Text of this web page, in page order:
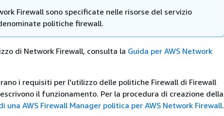
Firewall sono specificate nelle risorse del servizio
politiche firewall.
di Network Firewall, consulta la Guida per AWS Network
i requisiti per l'utilizzo delle politiche Firewall di Firewall
il funzionamento. Per la procedura di creazione della
una AWS Firewall Manager politica per AWS Network Firewall.